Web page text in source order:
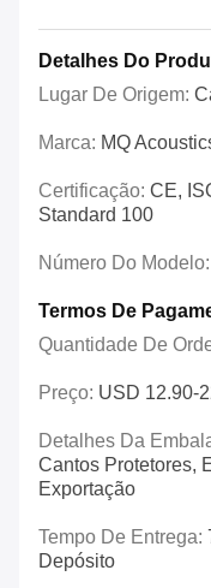
Detalhes Do
Lugar De Origem:
Marca: MQ
Certificação: CE,
Standard 100
Número Do Modelo:
Termos De
Quantidade De
Preço: USD 12.90-
Detalhes Da
Cantos Protetores,
Exportação
Tempo De Entrega:
Depósito